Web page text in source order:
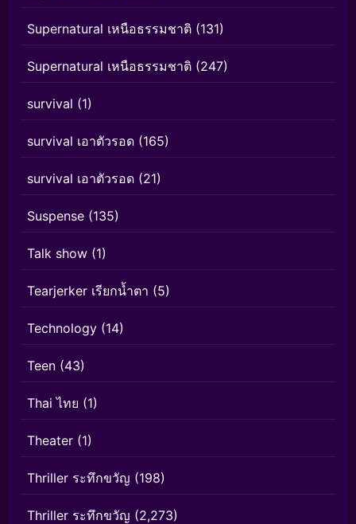
Supernatural เหนือธรรมชาติ (131)
Supernatural เหนือธรรมชาติ (247)
survival (1)
survival เอาตัวรอด (165)
survival เอาตัวรอด (21)
Suspense (135)
Talk show (1)
Tearjerker เรียกน้ำตา (5)
Technology (14)
Teen (43)
Thai ไทย (1)
Theater (1)
Thriller ระทึกขวัญ (198)
Thriller ระทึกขวัญ (2,273)